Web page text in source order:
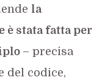
la
stata fatta per
– precisa
del codice,